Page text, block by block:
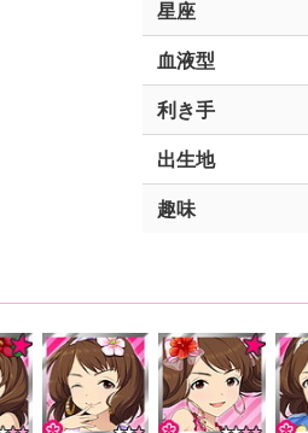
星座
血液型
利き手
出生地
趣味